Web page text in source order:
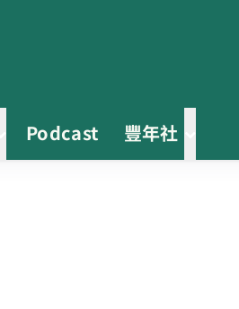
Podcast 豐年社